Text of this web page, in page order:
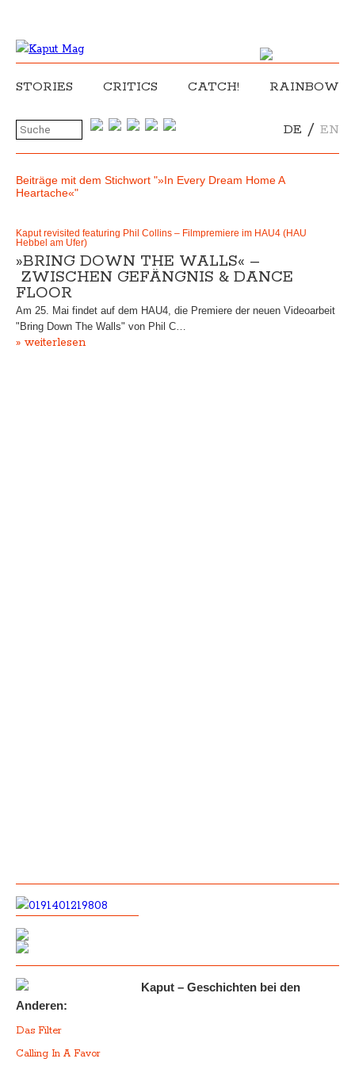
STORIES CRITICS CATCH! RAINBOW
DE / EN
Beiträge mit dem Stichwort "»In Every Dream Home A
Heartache«"
Kaput revisited featuring Phil Collins – Filmpremiere im HAU4 (HAU
Hebbel am Ufer)
»BRING DOWN THE WALLS« –
ZWISCHEN GEFÄNGNIS & DANCE
FLOOR
Am 25. Mai findet auf dem HAU4, die Premiere der neuen Videoarbeit
"Bring Down The Walls" von Phil C…
» weiterlesen
Kaput – Geschichten bei den
Anderen:
Das Filter
Calling In A Favor